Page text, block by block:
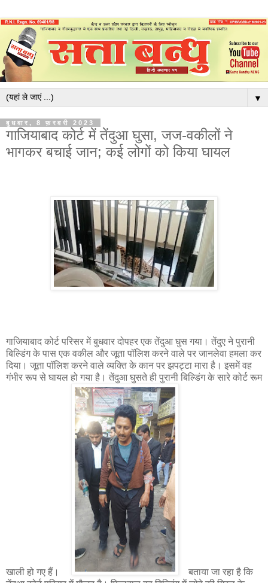
▼
बुधवार, 8 फ़रवरी 2023
गाजियाबाद कोर्ट में तेंदुआ घुसा, जज-वकीलों ने
भागकर बचाई जान; कई लोगों को किया घायल
गाजियाबाद कोर्ट परिसर में बुधवार दोपहर एक तेंदुआ घुस गया। तेंदुए ने पुरानी
बिल्डिंग के पास एक वकील और जूता पॉलिश करने वाले पर जानलेवा हमला कर
दिया। जूता पॉलिश करने वाले व्यक्ति के कान पर झपट्टा मारा है। इसमें वह
गंभीर रूप से घायल हो गया है। तेंदुआ घुसते ही पुरानी बिल्डिंग के सारे कोर्ट रूम
खाली हो गए हैं।
बताया जा रहा है कि